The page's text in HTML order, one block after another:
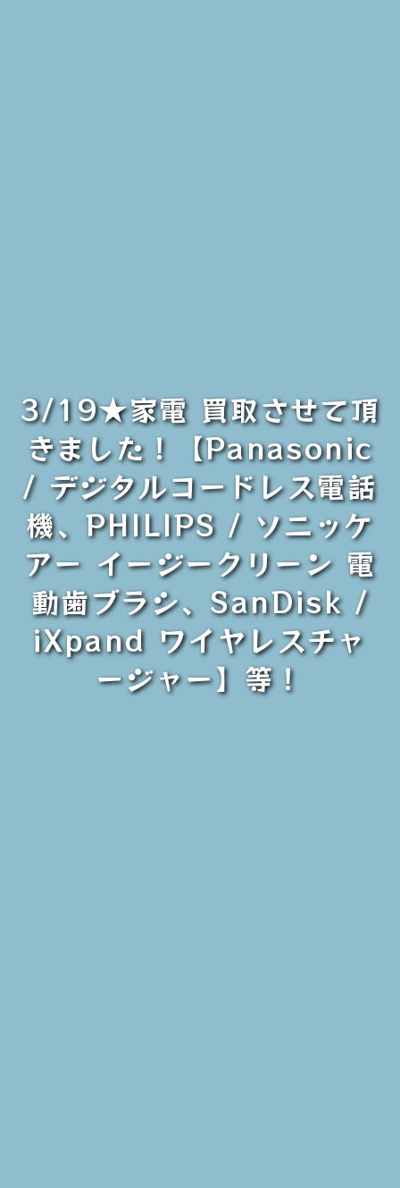
3/19★家電 買取させて頂
きました！【Panasonic
/ デジタルコードレス電話
機、PHILIPS / ソニッケ
アー イージークリーン 電
動歯ブラシ、SanDisk /
iXpand ワイヤレスチャ
ージャー】等！